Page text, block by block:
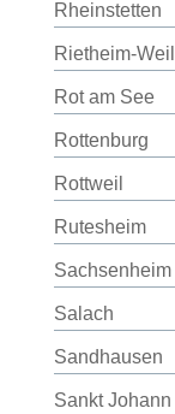
Rheinstetten
Rietheim-
Rot am See
Rottenburg
Rottweil
Rutesheim
Sachsenheim
Salach
Sandhausen
Sankt Johann